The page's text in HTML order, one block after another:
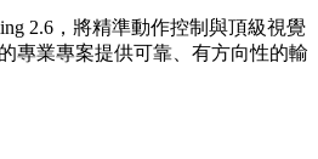
2.6，將精準動作控制與頂級視覺
專業專案提供可靠、有方向性的輸